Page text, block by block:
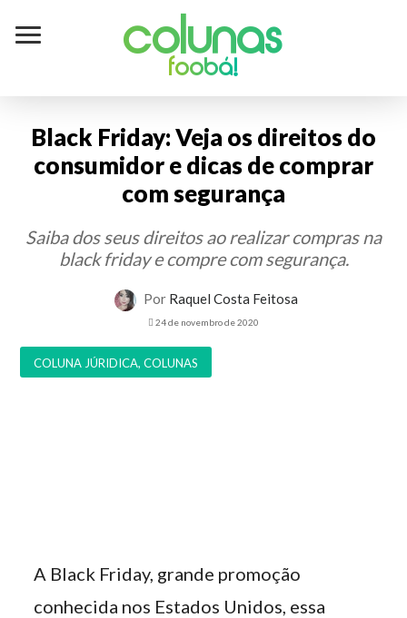
Colunas
foobá!
Black Friday: Veja os direitos do
consumidor e dicas de comprar
com segurança
Saiba dos seus direitos ao realizar compras na
black friday e compre com segurança.
Por Raquel Costa Feitosa
24 de novembro de 2020
COLUNA JÚRIDICA,COLUNAS
A Black Friday, grande promoção
conhecida nos Estados Unidos, essa